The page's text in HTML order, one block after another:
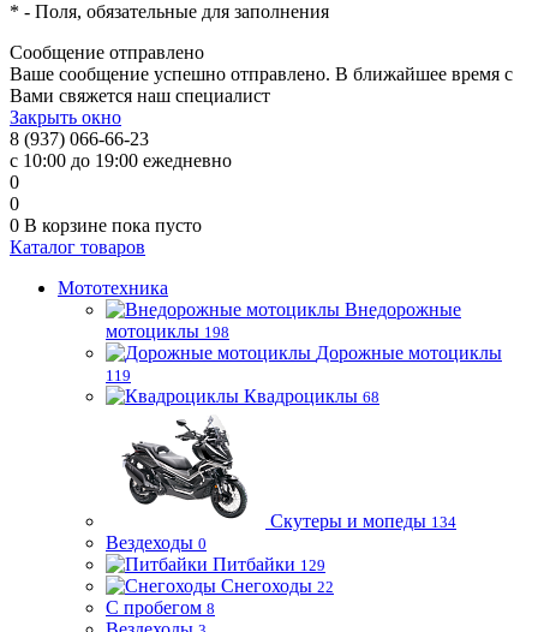
* - Поля, обязательные для заполнения
Сообщение отправлено
Ваше сообщение успешно отправлено. В ближайшее время с
Вами свяжется наш специалист
Закрыть окно
8 (937) 066-66-23
с 10:00 до 19:00 ежедневно
0
0
0 В корзине пока пусто
Каталог товаров
Мототехника
Внедорожные
мотоциклы 198
Дорожные мотоциклы
119
Квадроциклы 68
Скутеры и мопеды 134
Вездеходы 0
Питбайки 129
Снегоходы 22
С пробегом 8